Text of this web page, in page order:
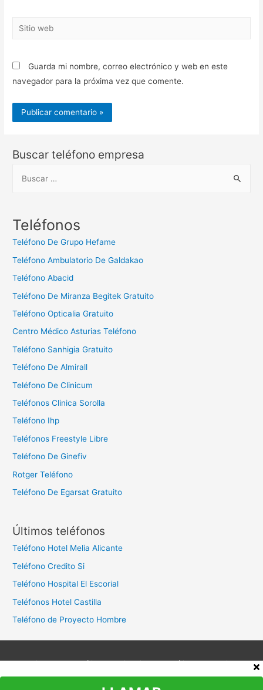
Sitio
Guarda mi nombre, correo electrónico y web en este
navegador para la próxima vez que comente.
Buscar teléfono empresa
c
:
Teléfonos
Teléfono De Grupo Hefame
Teléfono Ambulatorio De Galdakao
Teléfono Abacid
Teléfono De Miranza Begitek Gratuito
Teléfono Opticalia Gratuito
Centro Médico Asturias Teléfono
Teléfono Sanhigia Gratuito
Teléfono De Almirall
Teléfono De Clinicum
Teléfonos Clinica Sorolla
Teléfono Ihp
Teléfonos Freestyle Libre
Teléfono De Ginefiv
Rotger Teléfono
Teléfono De Egarsat Gratuito
Últimos teléfonos
Teléfono Hotel Melia Alicante
Teléfono Credito Si
Teléfono Hospital El Escorial
Teléfonos Hotel Castilla
Teléfono de Proyecto Hombre
Aviso legal Política de privacidad
Política de cookies
Contacto